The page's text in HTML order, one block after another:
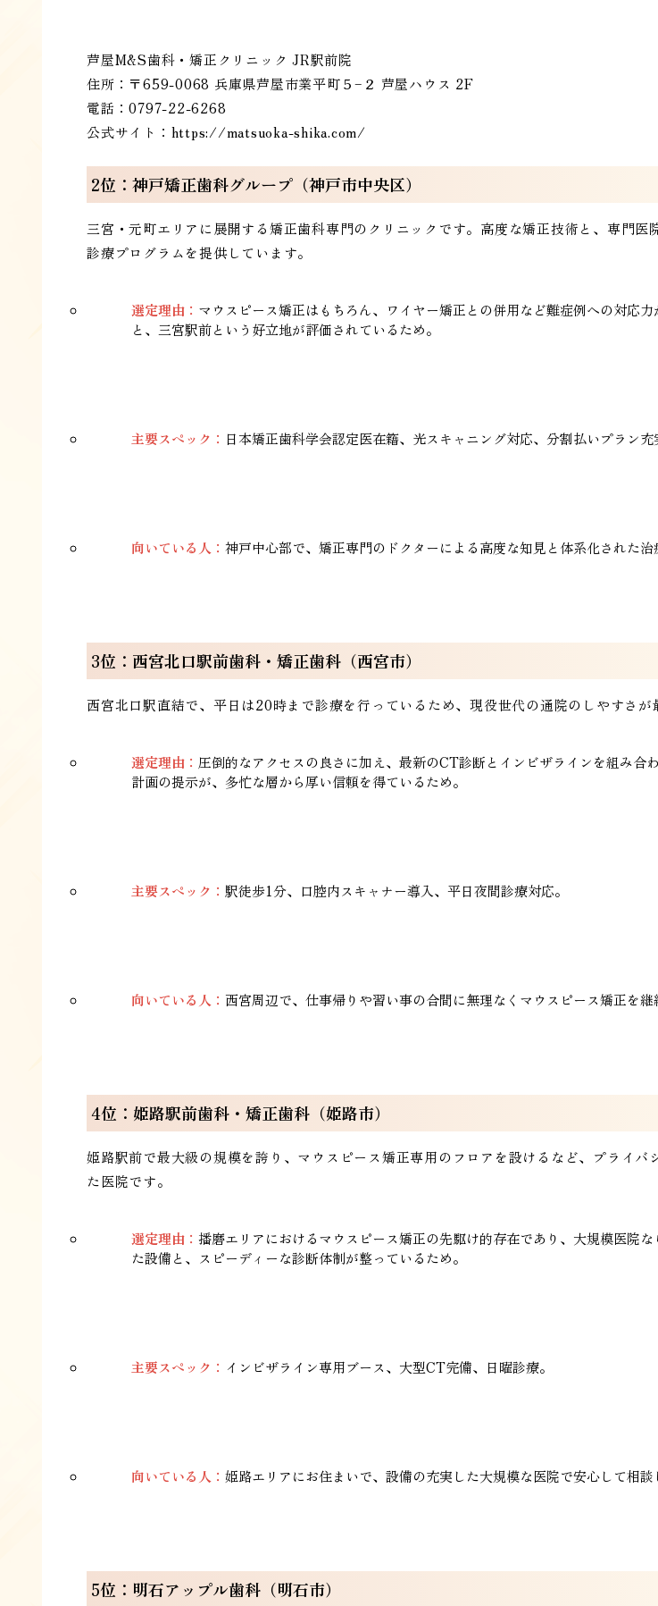
芦屋M&S歯科・矯正クリニック JR駅前院
住所：〒659-0068 兵庫県芦屋市業平町５−２ 芦屋ハウス 2F
電話：0797-22-6268
公式サイト： https://matsuoka-shika.com/
2位：神戸矯正歯科グループ（神戸市中央区）
三宮・元町エリアに展開する矯正歯科専門のクリニックです。高度な矯正技術と、専門医
診療プログラムを提供しています。
選定理由： マウスピース矯正はもちろん、ワイヤー矯正との併用など難症例への対応
と、三宮駅前という好立地が評価されているため。
主要スペック： 日本矯正歯科学会認定医在籍、光スキャニング対応、分割払いプラン充
向いている人： 神戸中心部で、矯正専門のドクターによる高度な知見と体系化された治
3位：西宮北口駅前歯科・矯正歯科（西宮市）
西宮北口駅直結で、平日は20時まで診療を行っているため、現役世代の通院のしやすさが
選定理由： 圧倒的なアクセスの良さに加え、最新のCT診断とインビザラインを組み合
計画の提示が、多忙な層から厚い信頼を得ているため。
主要スペック： 駅徒歩1分、口腔内スキャナー導入、平日夜間診療対応。
向いている人： 西宮周辺で、仕事帰りや習い事の合間に無理なくマウスピース矯正を継
4位：姫路駅前歯科・矯正歯科（姫路市）
姫路駅前で最大級の規模を誇り、マウスピース矯正専用のフロアを設けるなど、プライバ
た医院です。
選定理由： 播磨エリアにおけるマウスピース矯正の先駆け的存在であり、大規模医院な
た設備と、スピーディーな診断体制が整っているため。
主要スペック： インビザライン専用ブース、大型CT完備、日曜診療。
向いている人： 姫路エリアにお住まいで、設備の充実した大規模な医院で安心して相談
5位：明石アップル歯科（明石市）